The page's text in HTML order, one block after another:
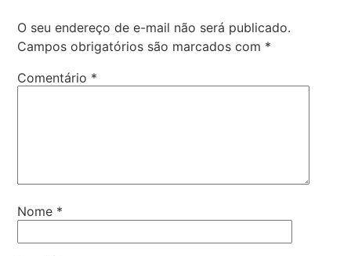
O seu endereço de e-mail não será publicado.
Campos obrigatórios são marcados com *
Comentário *
Nome *